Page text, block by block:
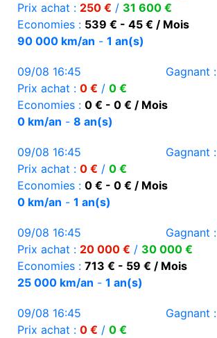
Prix achat : 250 € / 31 600 €
Economies : 539 € - 45 € / Mois
90 000 km/an - 1 an(s)
09/08 16:45 Gagnant :
Prix achat : 0 € / 0 €
Economies : 0 € - 0 € / Mois
0 km/an - 8 an(s)
09/08 16:45 Gagnant :
Prix achat : 0 € / 0 €
Economies : 0 € - 0 € / Mois
0 km/an - 1 an(s)
09/08 16:45 Gagnant :
Prix achat : 20 000 € / 30 000 €
Economies : 713 € - 59 € / Mois
25 000 km/an - 1 an(s)
09/08 16:45 Gagnant :
Prix achat : 0 € / 0 €